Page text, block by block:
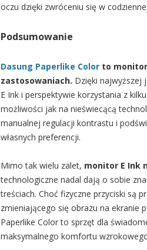
oczu dzięki zwróceniu się w
Podsumowanie
Dasung Paperlike Color to
zastosowaniach. Dzięki najwyższej
E Ink i perspektywie korzystania z
możliwości jak na nieświecącą
manualnej regulacji kontrastu i
własnych preferencji.
Mimo tak wielu zalet, monitor E Ink
technologiczne nadal dają o sobie
treściach. Choć fizyczne przyciski są
zmieniającego się obrazu na ekranie
Paperlike Color to sprzęt dla
maksymalnego komfortu